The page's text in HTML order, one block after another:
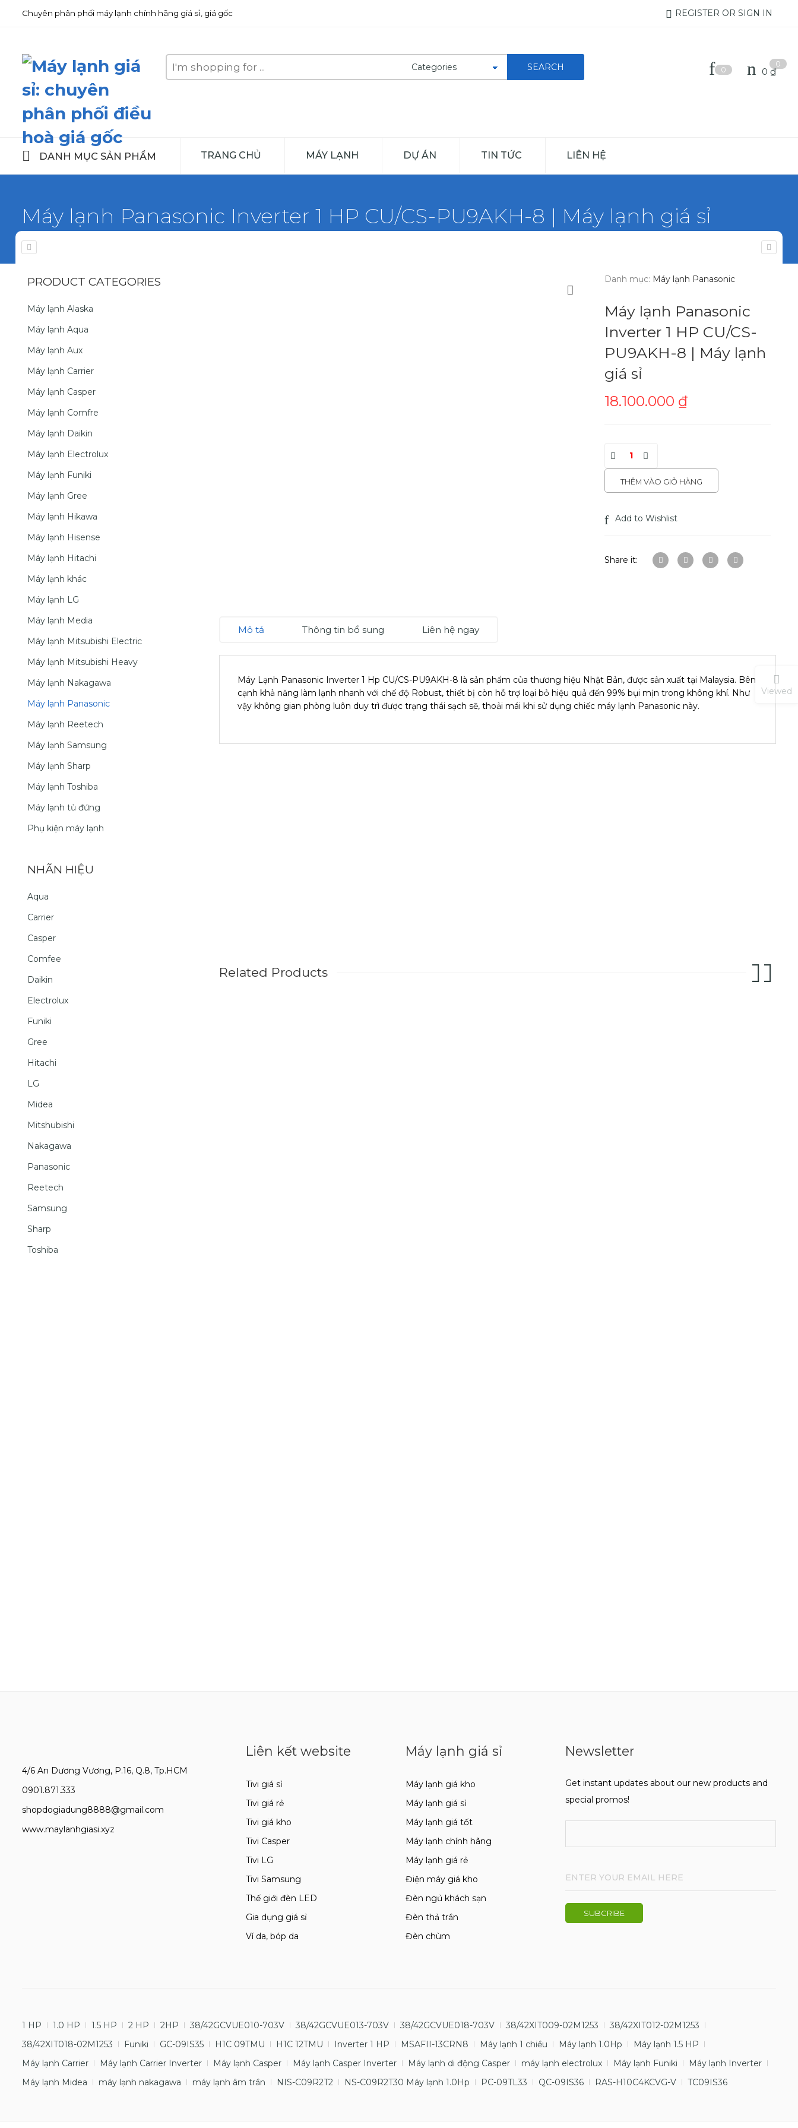
Chuyên phân phối máy lạnh chính hãng giá sỉ, giá gốc REGISTER OR SIGN IN
Search
here
0
0
0₫
DANH MỤC SẢN PHẨM TRANG CHỦ MÁY LẠNH DỰ ÁN TIN TỨC LIÊN HỆ
Máy lạnh Panasonic Inverter 1 HP CU/CS-PU9AKH-8 | Máy lạnh giá sỉ
Home
Danh mục: Máy lạnh Panasonic
Máy lạnh Panasonic
Inverter 1 HP CU/CS-
PU9AKH-8 | Máy lạnh
giá sỉ
18.100.000 ₫
THÊM VÀO GIỎ HÀNG
Add to Wishlist
Share it:
Mô tả Thông tin bổ sung Liên hệ ngay
Máy Lạnh Panasonic Inverter 1 Hp CU/CS-PU9AKH-8 là sản phẩm của thương hiệu Nhật Bản, được sản xuất tại Malaysia. Bên
cạnh khả năng làm lạnh nhanh với chế độ Robust, thiết bị còn hỗ trợ loại bỏ hiệu quả đến 99% bụi mịn trong không khí. Như
vậy không gian phòng luôn duy trì được trạng thái sạch sẽ, thoải mái khi sử dụng chiếc máy lạnh Panasonic này.
Related Products
PRODUCT CATEGORIES
Máy lạnh Alaska
Máy lạnh Aqua
Máy lạnh Aux
Máy lạnh Carrier
Máy lạnh Casper
Máy lạnh Comfre
Máy lạnh Daikin
Máy lạnh Electrolux
Máy lạnh Funiki
Máy lạnh Gree
Máy lạnh Hikawa
Máy lạnh Hisense
Máy lạnh Hitachi
Máy lạnh khác
Máy lạnh LG
Máy lạnh Media
Máy lạnh Mitsubishi Electric
Máy lạnh Mitsubishi Heavy
Máy lạnh Nakagawa
Máy lạnh Panasonic
Máy lạnh Reetech
Máy lạnh Samsung
Máy lạnh Sharp
Máy lạnh Toshiba
Máy lạnh tủ đứng
Phụ kiện máy lạnh
NHÃN HIỆU
Aqua
Carrier
Casper
Comfee
Daikin
Electrolux
Funiki
Gree
Hitachi
LG
Midea
Mitshubishi
Nakagawa
Panasonic
Reetech
Samsung
Sharp
Toshiba
4/6 An Dương Vương, P.16, Q.8, Tp.HCM
0901.871.333
shopdogiadung8888@gmail.com
www.maylanhgiasi.xyz
Liên kết website
Tivi giá sỉ
Tivi giá rẻ
Tivi giá kho
Tivi Casper
Tivi LG
Tivi Samsung
Thế giới đèn LED
Gia dụng giá sỉ
Ví da, bóp da
Máy lạnh giá sỉ
Máy lạnh giá kho
Máy lạnh giá sỉ
Máy lạnh giá tốt
Máy lạnh chính hãng
Máy lạnh giá rẻ
Điện máy giá kho
Đèn ngủ khách sạn
Đèn thả trần
Đèn chùm
Newsletter
Get instant updates about our new products and
special promos!
1 HP 1.0 HP 1.5 HP 2 HP 2HP 38/42GCVUE010-703V 38/42GCVUE013-703V 38/42GCVUE018-703V 38/42XIT009-02M1253
38/42XIT012-02M1253
38/42XIT018-02M1253
Funiki GC-09IS35 H1C 09TMU H1C 12TMU Inverter 1 HP MSAFII-13CRN8 Máy lạnh 1 chiều Máy lạnh 1.0Hp
Máy lạnh 1.5 HP
Máy lạnh Carrier
Máy lạnh Carrier Inverter Máy lạnh Casper Máy lạnh Casper Inverter Máy lạnh di động Casper máy lạnh electrolux Máy lạnh Funiki
Máy lạnh Inverter
Máy lạnh Midea
máy lạnh nakagawa máy lạnh âm trần NIS-C09R2T2 NS-C09R2T30 Máy lạnh 1.0Hp PC-09TL33 QC-09IS36 RAS-H10C4KCVG-V TC09IS36
Viewed